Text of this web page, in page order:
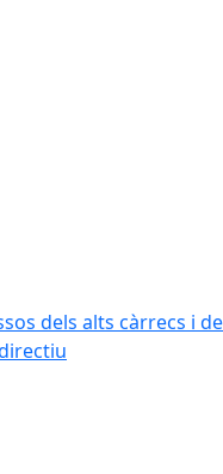
dels alts càrrecs i